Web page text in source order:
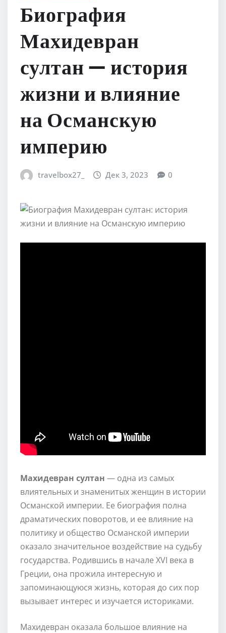
Биография
Махидевран
султан — история
жизни и влияние
на Османскую
империю
travelbox27_ Дек 3, 2023 0
Махидевран султан — одна из самых
влиятельных и знаменитых женщин в истории
Османской империи. Ее биография полна
драматических поворотов, и ее влияние на
политику и общество Османской империи
оказало значительное воздействие на судьбу
государства. Родившись в начале XVI века в
Греции, она прожила интересную и
запоминающуюся жизнь, которая до сих пор
вызывает интерес и изучается историками.
Махидевран оказала большое влияние на